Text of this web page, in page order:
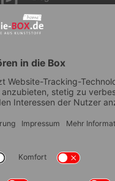
YouTube